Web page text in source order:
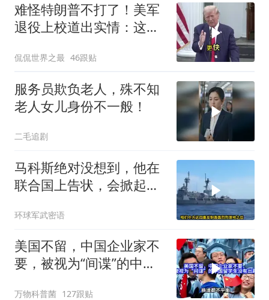
难怪特朗普不打了！美军
退役上校道出实情：这场
侃侃世界之最 46跟贴
服务员欺负老人，殊不知
老人女儿身份不一般！
二毛追剧
马科斯绝对没想到，他在
联合国上告状，会掀起中
环球军武密语
美国不留，中国企业家不
要，被视为“间谍”的中国
万物科普菌 127跟贴